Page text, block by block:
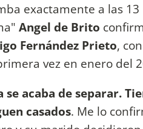
exactamente a las
Angel de Brito
Fernández Prieto,
vez en enero del
acaba de separar.
casados. Me lo